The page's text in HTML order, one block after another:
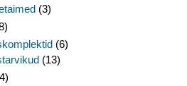
(3)
(6)
(13)